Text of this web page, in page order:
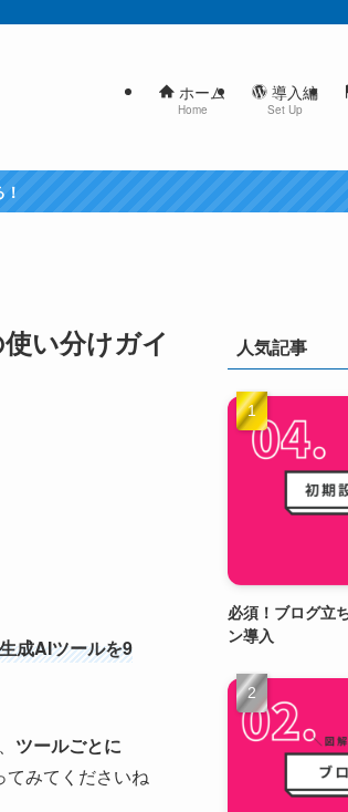
ホーム
Home
導入編
Set Up
い分けガイ
成AIツールを9
ツールごとに
てみてくださいね
人気記事
必須！ブログ立
ン導入